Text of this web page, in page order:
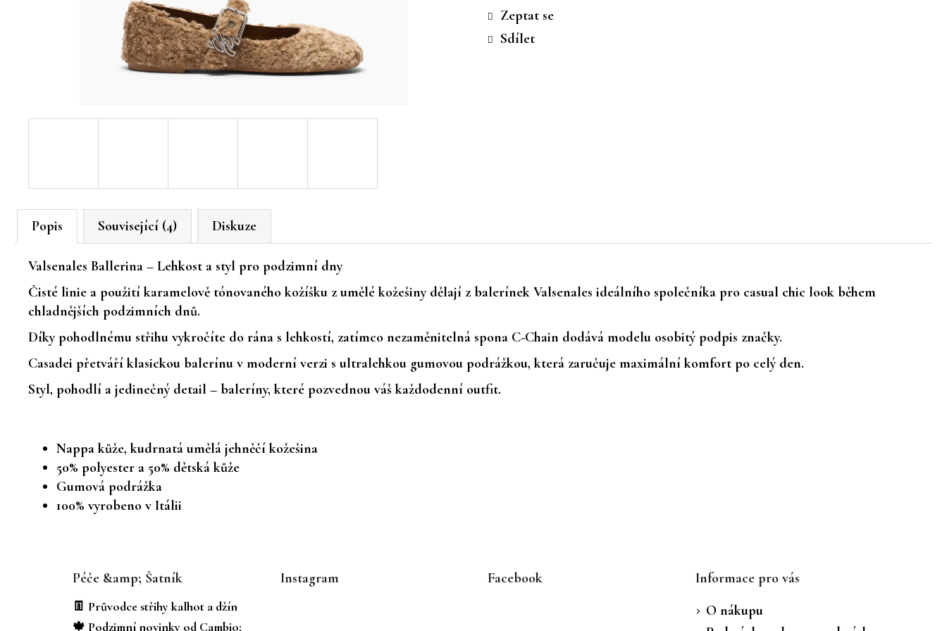
cena:Zeptat se
Sdílet
Popis Související (4) Diskuze
Valsenales Ballerina – Lehkost a styl pro podzimní dny
Čisté linie a použití karamelově tónovaného kožíšku z umělé kožešinydělají z balerínek Valsenales ideálního společníka pro casual chic look během
chladnějších podzimních dnů.
Díky pohodlnému střihu vykročíte do rána s lehkostí, zatímco nezaměnitelná spona C-Chain dodává modelu osobitý podpis značky.
Casadei přetváří klasickou balerínu v moderní verzi s ultralehkou gumovou podrážkou, která zaručuje maximální komfort po celý den.
Styl, pohodlí a jedinečný detail – baleríny, které pozvednou váš každodenní outfit.
Nappa kůže, kudrnatá umělá jehněčí kožešina
50% polyester a 50% dětská kůže
Gumová podrážka
100% vyrobeno v Itálii
Péče &amp; Šatník
👖 Průvodce střihy kalhot a džín
🍁 Podzimní novinky od Cambio:
Instagram Facebook
Informace pro vás
O nákupu